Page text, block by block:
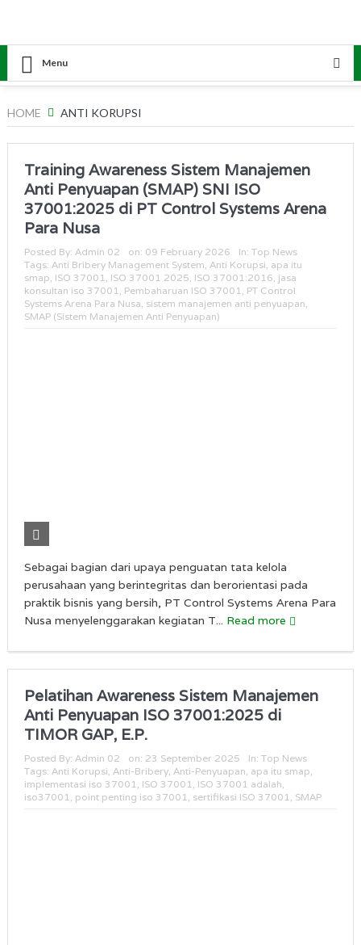
Menu
HOME ANTI KORUPSI
Training Awareness Sistem Manajemen
Anti Penyuapan (SMAP) SNI ISO
37001:2025 di PT Control Systems Arena
Para Nusa
Posted By: Admin 02 on: 09 February 2026 In: Top News
Tags: Anti Bribery Management System Anti Korupsi apa itu
smap ISO 37001 ISO 37001 2025 ISO 37001:2016 jasa
konsultan iso 37001
Pembaharuan ISO 37001
PT Control
Systems Arena Para Nusa sistem manajemen anti penyuapan
SMAP (Sistem Manajemen Anti Penyuapan)
Sebagai bagian dari upaya penguatan tata kelola
perusahaan yang berintegritas dan berorientasi pada
praktik bisnis yang bersih, PT Control Systems Arena Para
Nusa menyelenggarakan kegiatan T... Read more
Pelatihan Awareness Sistem Manajemen
Anti Penyuapan ISO 37001:2025 di
TIMOR GAP, E.P.
Posted By: Admin 02 on: 23 September 2025 In: Top News
Tags: Anti Korupsi Anti-Bribery, Anti-Penyuapan apa itu smap
implementasi iso 37001
ISO 37001 ISO 37001 adalah
iso37001
point penting iso 37001 sertifikasi ISO 37001 SMAP